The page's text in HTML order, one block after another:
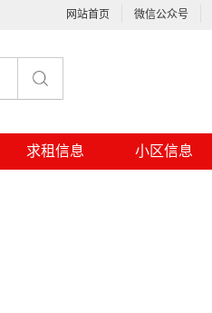
网站首页 微信公众号
求租信息 小区信息